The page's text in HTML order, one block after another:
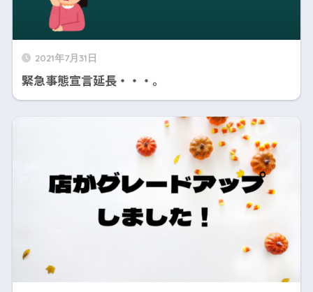
2021年7月31日
緊急事態宣言延長・・・。